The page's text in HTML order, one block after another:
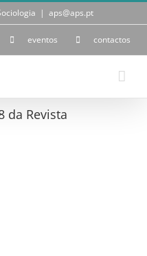
| aps@aps.pt
eventos contactos
da Revista